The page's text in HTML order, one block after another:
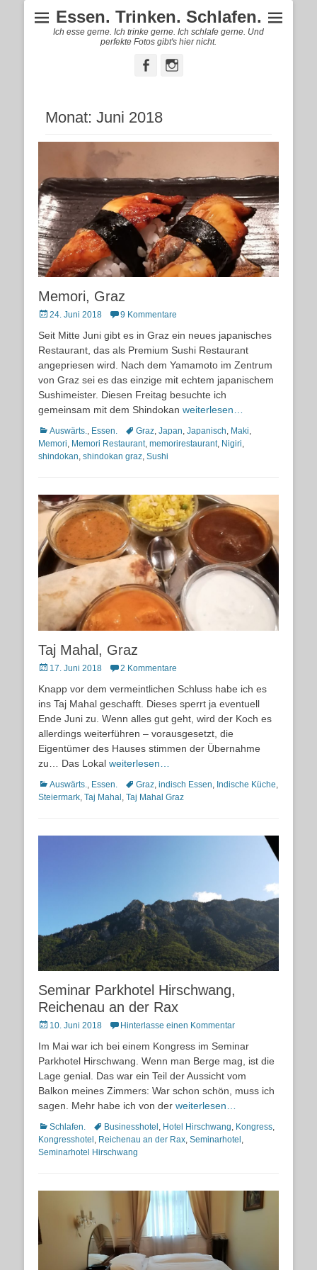
Essen. Trinken. Schlafen.
Ich esse gerne. Ich trinke gerne. Ich schlafe gerne. Und
perfekte Fotos gibt's hier nicht.
FacebookInstagram
Monat: Juni 2018
Memori, Graz
Posted
24. Juni 2018 9 Kommentare
Seit Mitte Juni gibt es in Graz ein neues japanisches
Restaurant, das als Premium Sushi Restaurant
angepriesen wird. Nach dem Yamamoto im Zentrum
von Graz sei es das einzige mit echtem japanischem
Sushimeister. Diesen Freitag besuchte ich
gemeinsam mit dem Shindokan weiterlesen…
Kategorien
Auswärts., Essen. Schlagworte
Graz, Japan, Japanisch, Maki,
Memori, Memori Restaurant, memorirestaurant, Nigiri,
shindokan, shindokan graz, Sushi
Taj Mahal, Graz
Posted17. Juni 2018 2 Kommentare
Knapp vor dem vermeintlichen Schluss habe ich es
ins Taj Mahal geschafft. Dieses sperrt ja eventuell
Ende Juni zu. Wenn alles gut geht, wird der Koch es
allerdings weiterführen – vorausgesetzt, die
Eigentümer des Hauses stimmen der Übernahme
zu… Das Lokal weiterlesen…
Kategorien
Auswärts. Essen. Schlagworte
Graz indisch Essen Indische Küche
Steiermark Taj Mahal Taj Mahal Graz
Seminar Parkhotel Hirschwang,
Reichenau an der Rax
Posted
10. Juni 2018 Hinterlasse einen Kommentar
Im Mai war ich bei einem Kongress im Seminar
Parkhotel Hirschwang. Wenn man Berge mag, ist die
Lage genial. Das war ein Teil der Aussicht vom
Balkon meines Zimmers: War schon schön, muss ich
sagen. Mehr habe ich von der weiterlesen…
Kategorien
Schlafen. Schlagworte
Businesshotel , Hotel Hirschwang, Kongress,
Kongresshotel , Reichenau an der Rax, Seminarhotel ,
Seminarhotel Hirschwang